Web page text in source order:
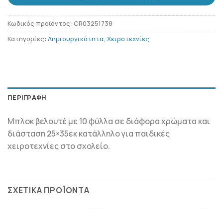
Κωδικός προϊόντος: CR03251738
Κατηγορίες: Δημιουργικότητα, Χειροτεχνίες
ΠΕΡΙΓΡΑΦΉ
Μπλοκ βελουτέ με 10 φύλλα σε διάφορα χρώματα και
διάσταση 25×35εκ κατάλληλο για παιδικές
χειροτεχνίες στο σχολείο.
ΣΧΕΤΙΚΆ ΠΡΟΪΌΝΤΑ